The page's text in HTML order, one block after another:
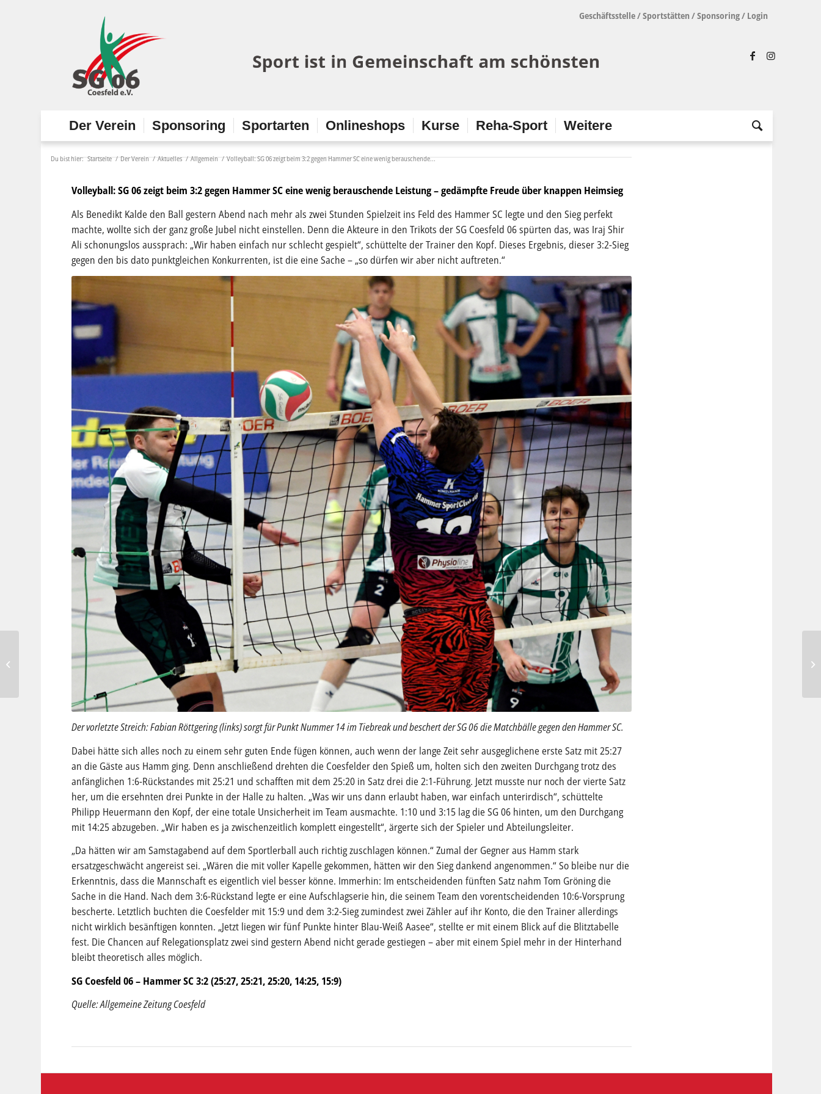
Geschäftsstelle/Sportstätten /Sponsoring/ Login
Der Verein Sponsoring Sportarten Onlineshops Kurse Reha-Sport Weitere
Du bist hier: Startseite / Der Verein / Aktuelles / Allgemein / Volleyball: SG 06 zeigt beim 3:2 gegen Hammer SC eine wenig berauschende...
Volleyball: SG 06 zeigt beim 3:2 gegen Hammer SC eine wenig berauschende Leistung – gedämpfte Freude über knappen Heimsieg
Als Benedikt Kalde den Ball gestern Abend nach mehr als zwei Stunden Spielzeit ins Feld des Hammer SC legte und den Sieg perfekt
machte, wollte sich der ganz große Jubel nicht einstellen. Denn die Akteure in den Trikots der SG Coesfeld 06 spürten das, was Iraj Shir
Ali schonungslos aussprach: „Wir haben einfach nur schlecht gespielt“, schüttelte der Trainer den Kopf. Dieses Ergebnis, dieser 3:2-Sieg
gegen den bis dato punktgleichen Konkurrenten, ist die eine Sache – „so dürfen wir aber nicht auftreten.“
Der vorletzte Streich: Fabian Röttgering (links) sorgt für Punkt Nummer 14 im Tiebreak und beschert der SG 06 die Matchbälle gegen den Hammer SC.
Dabei hätte sich alles noch zu einem sehr guten Ende fügen können, auch wenn der lange Zeit sehr ausgeglichene erste Satz mit 25:27
an die Gäste aus Hamm ging. Denn anschließend drehten die Coesfelder den Spieß um, holten sich den zweiten Durchgang trotz des
anfänglichen 1:6-Rückstandes mit 25:21 und schafften mit dem 25:20 in Satz drei die 2:1-Führung. Jetzt musste nur noch der vierte Satz
her, um die ersehnten drei Punkte in der Halle zu halten. „Was wir uns dann erlaubt haben, war einfach unterirdisch“, schüttelte
Philipp Heuermann den Kopf, der eine totale Unsicherheit im Team ausmachte. 1:10 und 3:15 lag die SG 06 hinten, um den Durchgang
mit 14:25 abzugeben. „Wir haben es ja zwischenzeitlich komplett eingestellt“, ärgerte sich der Spieler und Abteilungsleiter.
„Da hätten wir am Samstagabend auf dem Sportlerball auch richtig zuschlagen können.“ Zumal der Gegner aus Hamm stark
ersatzgeschwächt angereist sei. „Wären die mit voller Kapelle gekommen, hätten wir den Sieg dankend angenommen.“ So bleibe nur die
Erkenntnis, dass die Mannschaft es eigentlich viel besser könne. Immerhin: Im entscheidenden fünften Satz nahm Tom Gröning die
Sache in die Hand. Nach dem 3:6-Rückstand legte er eine Aufschlagserie hin, die seinem Team den vorentscheidenden 10:6-Vorsprung
bescherte. Letztlich buchten die Coesfelder mit 15:9 und dem 3:2-Sieg zumindest zwei Zähler auf ihr Konto, die den Trainer allerdings
nicht wirklich besänftigen konnten. „Jetzt liegen wir fünf Punkte hinter Blau-Weiß Aasee“, stellte er mit einem Blick auf die Blitztabelle
fest. Die Chancen auf Relegationsplatz zwei sind gestern Abend nicht gerade gestiegen – aber mit einem Spiel mehr in der Hinterhand
bleibt theoretisch alles möglich.
SG Coesfeld 06 – Hammer SC 3:2 (25:27, 25:21, 25:20, 14:25, 15:9)
Quelle: Allgemeine Zeitung Coesfeld
Schuhaktionstag am
14.03.2025 am SG 06 –